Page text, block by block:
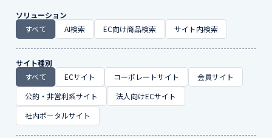
ソリューション
すべて
AI検索 EC向け商品検索 サイト内検索
サイト種別
すべて
ECサイト コーポレートサイト
会員サイト
公的・非営利系サイト
法人向けECサイト
社内ポータルサイト